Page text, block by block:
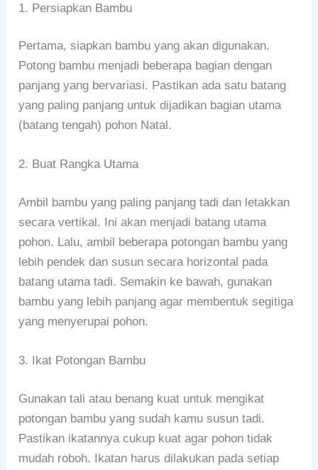
1. Persiapkan Bambu
Pertama, siapkan bambu yang akan digunakan.
Potong bambu menjadi beberapa bagian dengan
panjang yang bervariasi. Pastikan ada satu batang
yang paling panjang untuk dijadikan bagian utama
(batang tengah) pohon Natal.
2. Buat Rangka Utama
Ambil bambu yang paling panjang tadi dan letakkan
secara vertikal. Ini akan menjadi batang utama
pohon. Lalu, ambil beberapa potongan bambu yang
lebih pendek dan susun secara horizontal pada
batang utama tadi. Semakin ke bawah, gunakan
bambu yang lebih panjang agar membentuk segitiga
yang menyerupai pohon.
3. Ikat Potongan Bambu
Gunakan tali atau benang kuat untuk mengikat
potongan bambu yang sudah kamu susun tadi.
Pastikan ikatannya cukup kuat agar pohon tidak
mudah roboh. Ikatan harus dilakukan pada setiap